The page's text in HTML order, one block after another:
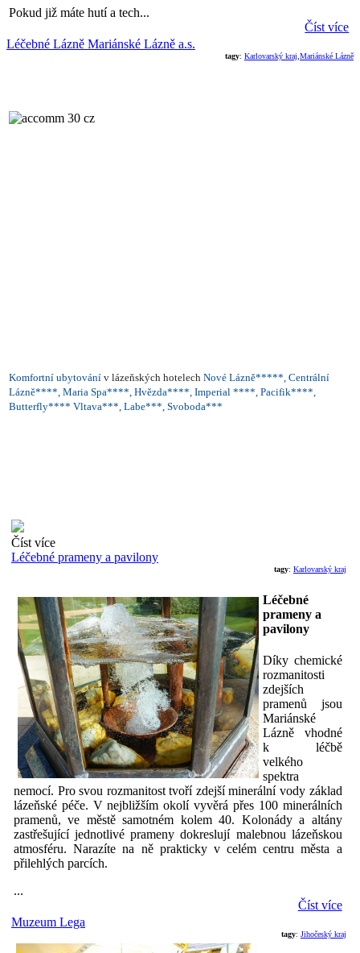
Pokud již máte hutí a tech...
Číst více
tagy: Karlovarský kraj Mariánské Lázně
Léčebné Lázně Mariánské Lázně a.s.
Komfortní ubytování v lázeňských hotelech Nové Lázně*****, Centrální
Lázně****, Maria Spa****, Hvězda****, Imperial ****, Pacifik****,
Butterfly**** Vltava***, Labe***, Svoboda***
Číst více
tagy: Karlovarský kraj
Léčebné prameny a pavilony
Léčebné
prameny a
pavilony
Díky chemické
rozmanitosti
zdejších
pramenů jsou
Mariánské
Lázně vhodné
k léčbě
velkého
spektra
nemocí. Pro svou rozmanitost tvoří zdejší minerální vody základ
lázeňské péče. V nejbližším okolí vyvěrá přes 100 minerálních
pramenů, ve městě samotném kolem 40. Kolonády a altány
zastřešující jednotlivé prameny dokreslují malebnou lázeňskou
atmosféru. Narazíte na ně prakticky v celém centru města a
přilehlých parcích.
...
Číst více
tagy: Jihočeský kraj
Muzeum Lega